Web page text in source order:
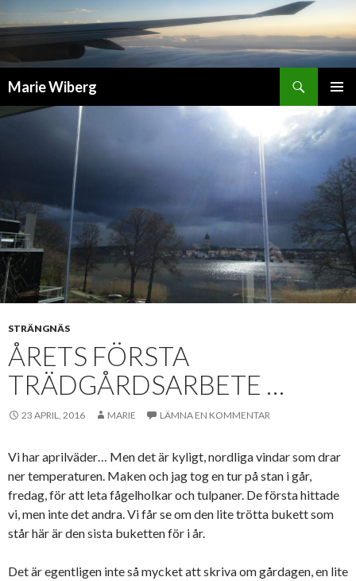
Marie Wiberg
PRIMÄR
MENY
TILL
STRÄNGNÄS
ÅRETS FÖRSTA
TRÄDGÅRDSARBETE …
23 APRIL, 2016 MARIE LÄMNA EN KOMMENTAR
Vi har aprilväder… Men det är kyligt, nordliga vindar som drar
ner temperaturen. Maken och jag tog en tur på stan i går,
fredag, för att leta fågelholkar och tulpaner. De första hittade
vi, men inte det andra. Vi får se om den lite trötta bukett som
står här är den sista buketten för i år.
Det är egentligen inte så mycket att skriva om gårdagen, en lite